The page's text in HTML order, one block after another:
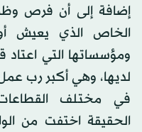
إضافة إلى أن فرص
الخاص الذي يعيش
ومؤسساتها التي
لديها، وهي أكبر رب
في مختلف القطاعات
الحقيقة اختفت من